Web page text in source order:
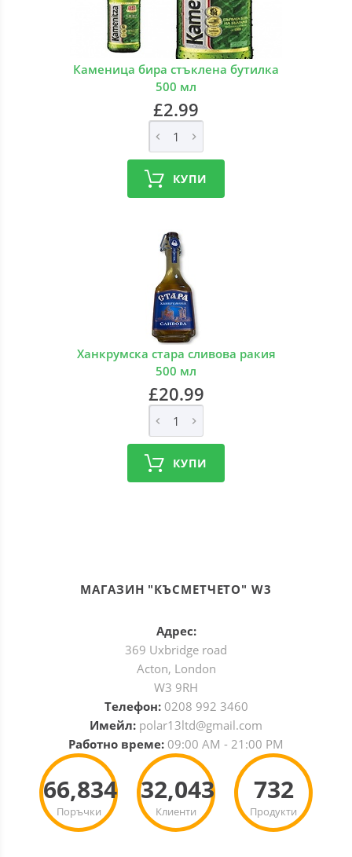
Каменица бира стъклена бутилка
500 мл
£2.99
КУПИ
Ханкрумска стара сливова ракия
500 мл
£20.99
КУПИ
МАГАЗИН "КЪСМЕТЧЕТО" W3
Адрес:
369 Uxbridge road
Acton, London
W3 9RH
Телефон: 0208 992 3460
Имейл: polar13ltd@gmail.com
Работно време: 09:00 AM - 21:00 PM
Поръчки
66,834
Клиенти
32,043
Продукти
732